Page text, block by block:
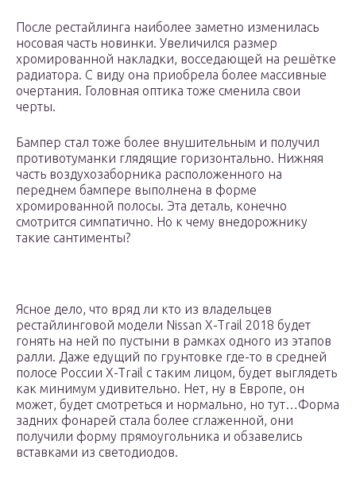
После рестайлинга наиболее заметно изменилась
носовая часть новинки. Увеличился размер
хромированной накладки, восседающей на решётке
радиатора. С виду она приобрела более массивные
очертания. Головная оптика тоже сменила свои
черты.
Бампер стал тоже более внушительным и получил
противотуманки глядящие горизонтально. Нижняя
часть воздухозаборника расположенного на
переднем бампере выполнена в форме
хромированной полосы. Эта деталь, конечно
смотрится симпатично. Но к чему внедорожнику
такие сантименты?
Ясное дело, что вряд ли кто из владельцев
рестайлинговой модели Nissan X-Trail 2018 будет
гонять на ней по пустыни в рамках одного из этапов
ралли. Даже едущий по грунтовке где-то в средней
полосе России X-Trail с таким лицом, будет выглядеть
как минимум удивительно. Нет, ну в Европе, он
может, будет смотреться и нормально, но тут…Форма
задних фонарей стала более сглаженной, они
получили форму прямоугольника и обзавелись
вставками из светодиодов.